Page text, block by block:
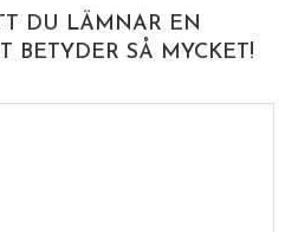
DU LÄMNAR EN
BETYDER SÅ MYCKET!